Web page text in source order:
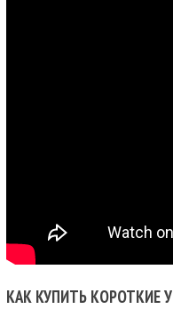
КАК КУПИТЬ КОРОТКИЕ